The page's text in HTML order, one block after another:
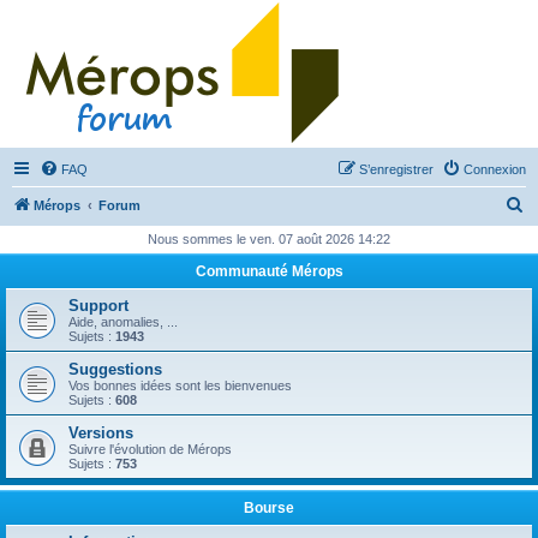
FAQ Connexion
S’enregistrer
Mérops Forum
h
r
Nous sommes le ven. 07 août 2026 14:22
Communauté Mérops
Support
Aide, anomalies, ...
Sujets : 1943
Suggestions
Vos bonnes idées sont les bienvenues
Sujets : 608
Versions
Suivre l'évolution de Mérops
Sujets : 753
Bourse